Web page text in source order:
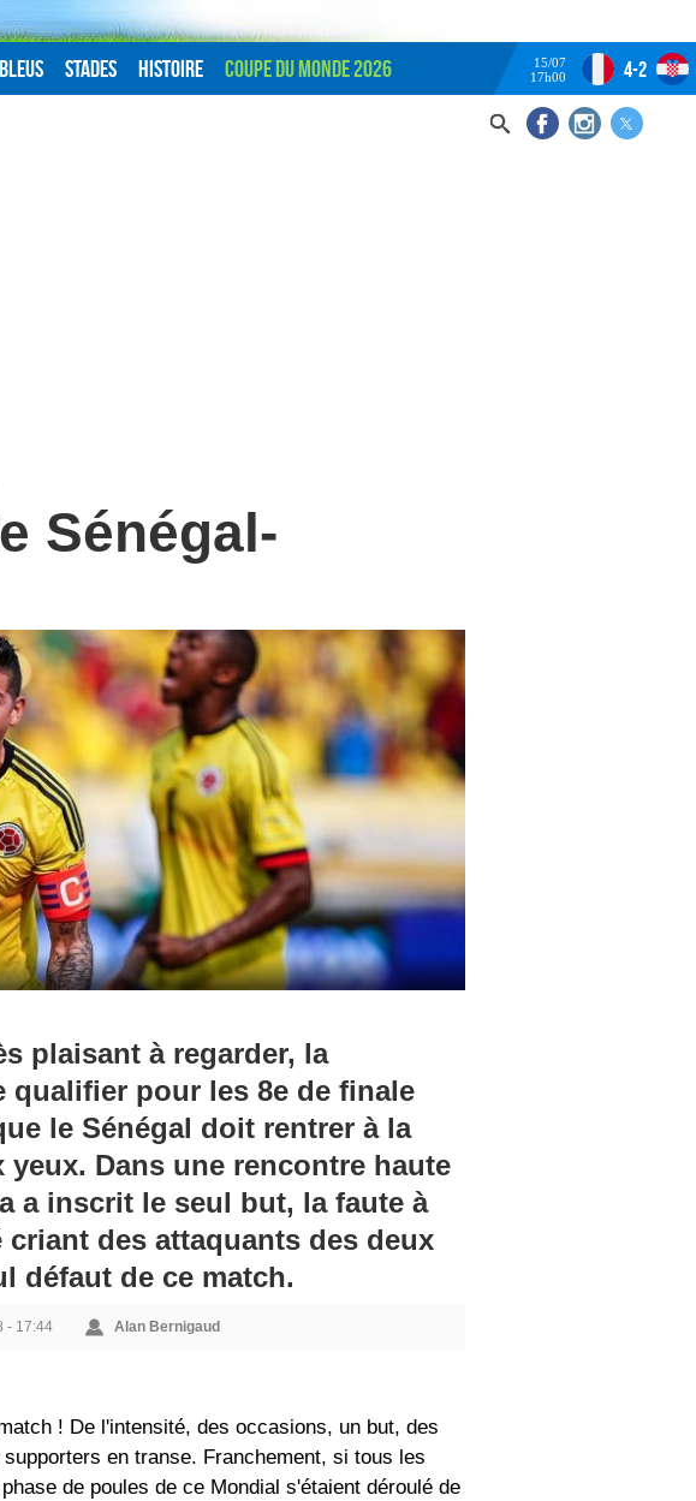
Stades Histoire Coupe du monde 2026
15/07
17h00
4-2
Sénégal-
plaisant à regarder, la
qualifier pour les 8e de finale
le Sénégal doit rentrer à la
yeux. Dans une rencontre haute
a inscrit le seul but, la faute à
des attaquants des deux
défaut de ce match.
- 17:44 Alan Bernigaud
! De l'intensité, des occasions, un but, des
en transe. Franchement, si tous les
de poules de ce Mondial s'étaient déroulé de